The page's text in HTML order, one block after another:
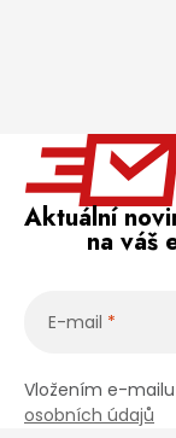
Aktuální
na váš
E-mail
Vložením e-
osobních údajů